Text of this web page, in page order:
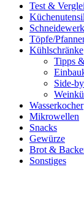
Test &
Töpfe/
Kühlschränke
Tipps
Side-
Wasserkocher
Mikrowellen
Snacks
Gewürze
Brot &
Sonstiges